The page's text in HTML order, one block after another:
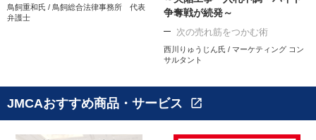
鳥飼重和氏 / 鳥飼総合法律事務所 代表
弁護士
争奪戦が続発～
次の売れ筋をつかむ術
西川りゅうじん氏 / マーケティング コン
サルタント
JMCAおすすめ商品・サービス open_in_new